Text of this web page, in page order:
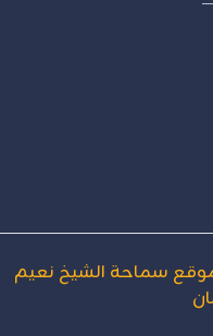
سماحة الشيخ نعيم